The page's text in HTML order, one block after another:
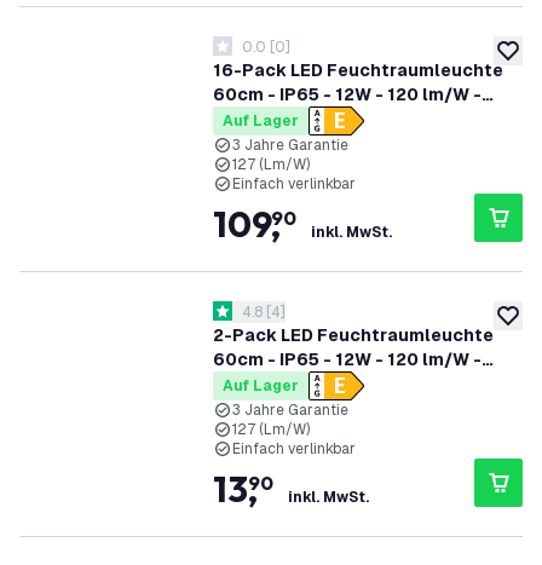
zur
16-Pack LED Feuchtraumleuchte
60cm - IP65 - 12W - 120 lm/W -
4000K - Verlinkbar - 3 Jahre
Garantie
0 Bewertungssterne
0.0 [0]
Auf Lager
3 Jahre Garantie
127 (Lm/W)
Einfach verlinkbar
109,
90
inkl. MwSt.
zur
2-Pack LED Feuchtraumleuchte
60cm - IP65 - 12W - 120 lm/W -
4000K - Verlinkbar - 3 Jahre
Garantie
Bewertungsbereich öffnen
4.8 Bewertungssterne
4.8 [4]
Auf Lager
3 Jahre Garantie
127 (Lm/W)
Einfach verlinkbar
13,
90
inkl. MwSt.